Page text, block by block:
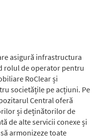
asigură infrastructura
rolul de operator pentru
RoClear și
societățile pe acțiuni. Pe
Central oferă
și deținătorilor de
de alte servicii conexe și
armonizeze toate